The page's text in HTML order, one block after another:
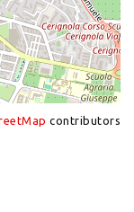
contributors